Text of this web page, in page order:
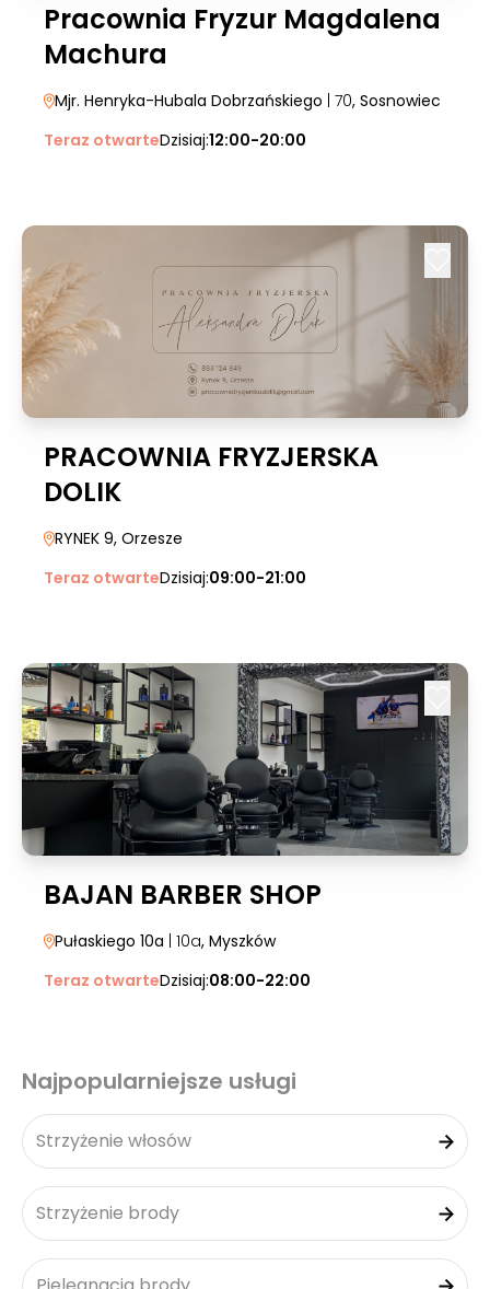
Pracownia Fryzur Magdalena
Machura
Mjr. Henryka-Hubala Dobrzańskiego | 70, Sosnowiec
Teraz otwarteDzisiaj:12:00-20:00
PRACOWNIA FRYZJERSKA
DOLIK
RYNEK 9, Orzesze
Teraz otwarteDzisiaj:09:00-21:00
BAJAN BARBER SHOP
Pułaskiego 10a | 10a, Myszków
Teraz otwarteDzisiaj:08:00-22:00
Najpopularniejsze usługi
Strzyżenie włosów
Strzyżenie brody